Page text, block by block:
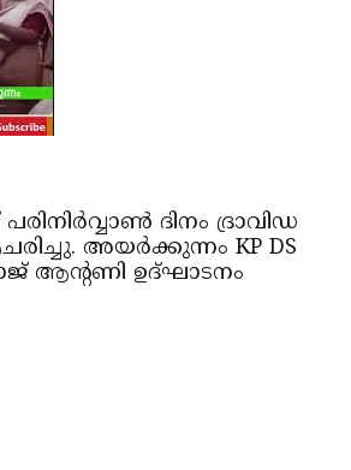
ദിനം ദ്രാവിഡ
അയര്‍ക്കുന്നം KP DS
ആന്റണി ഉദ്ഘാടനം